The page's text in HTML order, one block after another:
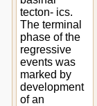
tecton- ics.
The terminal
phase of the
regressive
events was
marked by
development
of an